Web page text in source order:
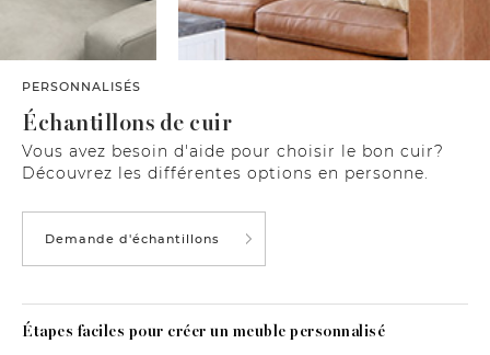
PERSONNALISÉS
Échantillons de cuir
Vous avez besoin d'aide pour choisir le bon cuir?
Découvrez les différentes options en personne.
Demande d'échantillons
Étapes faciles pour créer un meuble personnalisé